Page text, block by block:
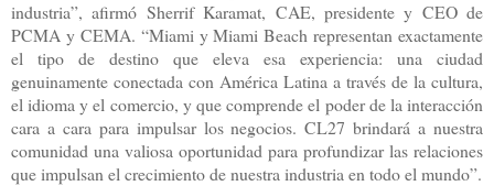
industria”, afirmó Sherrif Karamat, CAE, presidente y CEO de
PCMA y CEMA. “Miami y Miami Beach representan exactamente
el tipo de destino que eleva esa experiencia: una ciudad
genuinamente conectada con América Latina a través de la cultura,
el idioma y el comercio, y que comprende el poder de la interacción
cara a cara para impulsar los negocios. CL27 brindará a nuestra
comunidad una valiosa oportunidad para profundizar las relaciones
que impulsan el crecimiento de nuestra industria en todo el mundo”.